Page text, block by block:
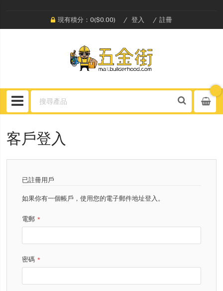
現有積分：0($0.00) 登入 註冊
客戶登入
已註冊用戶
如果你有一個帳戶，使用您的電子郵件地址登入。
電郵
密碼